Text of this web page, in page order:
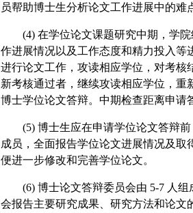
员帮助博士生分析论文工作进展中的难
(4) 在学位论文课题研究中期，学
作进展情况以及工作态度和精力投入
进行论文工作，攻读相应学位，对考
新考核通过者，继续攻读相应学位，
博士学位论文答辩。中期检查距离申请
(5) 博士生应在申请学位论文答辩
成员，全面报告学位论文进展情况及
便进一步修改和完善学位论文。
(6) 博士论文答辩委员会由 5-7 人
会报告主要研究成果、研究方法和论文